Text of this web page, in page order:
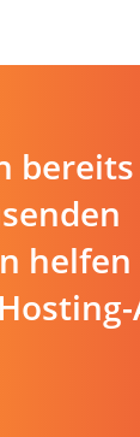
bereits
helfen